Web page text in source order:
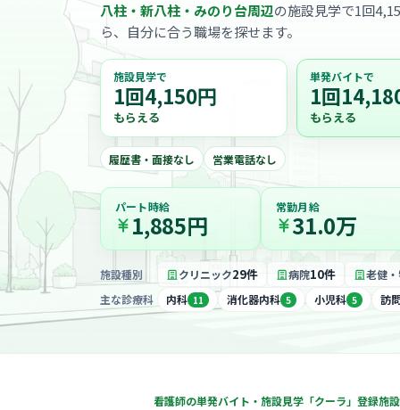
八柱・新八柱・みのり台周辺の施設見学で1回
ら、自分に合う職場を探せます。
施設見学で
1回4,150円
もらえる
単発バイトで
1回
もらえる
履歴書・面接なし 営業電話なし
パート時給
1,885円
常勤月給
31.0万
施設種別 クリニック29件 病院10件
老健
主な診療科
内科 11 消化器内科 5 小児科 5 訪
看護師の単発バイト・施設見学「クーラ」登録施設